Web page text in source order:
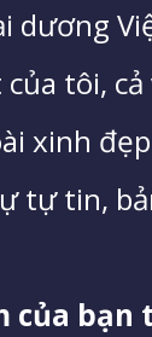
dương
tôi,
xinh
tự tin,
của bạn